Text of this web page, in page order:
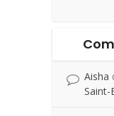
Aisha
Saint-